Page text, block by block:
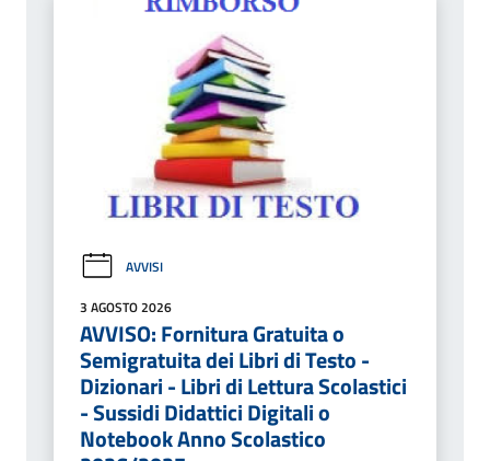
AVVISI
3 AGOSTO 2026
AVVISO: Fornitura Gratuita o
Semigratuita dei Libri di Testo -
Dizionari - Libri di Lettura Scolastici
- Sussidi Didattici Digitali o
Notebook Anno Scolastico